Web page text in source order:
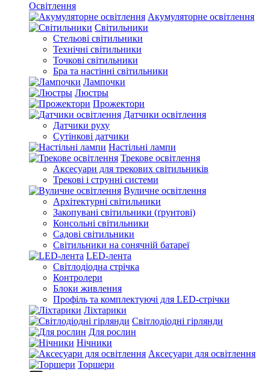
Освітлення
Акумуляторне освітлення
Світильники
Стельові світильники
Технічні світильники
Точкові світильники
Бра та настінні світильники
Лампочки
Люстры
Прожектори
Датчики освітлення
Датчики руху
Сутінкові датчики
Настільні лампи
Трекове освітлення
Аксесуари для трекових світильників
Трекові і струнні системи
Вуличне освітлення
Архітектурні світильники
Закопувані світильники (ґрунтові)
Консольні світильники
Садові світильники
Світильники на сонячній батареї
LED-лента
Світлодіодна стрічка
Контролери
Блоки живлення
Профіль та комплектуючі для LED-стрічки
Ліхтарики
Світлодіодні гірлянди
Для рослин
Нічники
Аксесуари для освітлення
Торшери